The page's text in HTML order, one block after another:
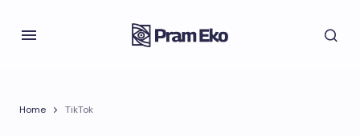
Home TikTok